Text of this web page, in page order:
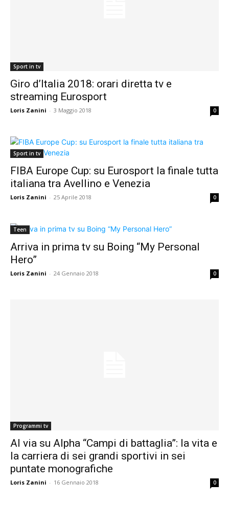
Sport in tv
Giro d’Italia 2018: orari diretta tv e
streaming Eurosport
Loris Zanini - 3 Maggio 2018 0
Sport in tv
FIBA Europe Cup: su Eurosport la finale tutta
italiana tra Avellino e Venezia
Loris Zanini - 25 Aprile 2018 0
Teen
Arriva in prima tv su Boing “My Personal
Hero”
Loris Zanini - 24 Gennaio 2018 0
Programmi tv
Al via su Alpha “Campi di battaglia”: la vita e
la carriera di sei grandi sportivi in sei
puntate monografiche
Loris Zanini - 16 Gennaio 2018 0